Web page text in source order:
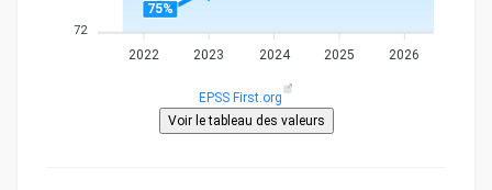
72
75%
2022 2023 2024 2025 2026
EPSS First.org